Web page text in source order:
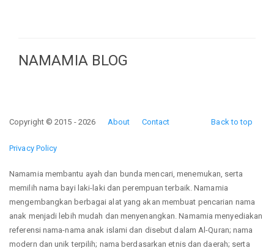
NAMAMIA BLOG
Back to top
Copyright © 2015 - 2026 About Contact
Privacy Policy
Namamia membantu ayah dan bunda mencari, menemukan, serta
memilih nama bayi laki-laki dan perempuan terbaik. Namamia
mengembangkan berbagai alat yang akan membuat pencarian nama
anak menjadi lebih mudah dan menyenangkan. Namamia menyediakan
referensi nama-nama anak islami dan disebut dalam Al-Quran; nama
modern dan unik terpilih; nama berdasarkan etnis dan daerah; serta